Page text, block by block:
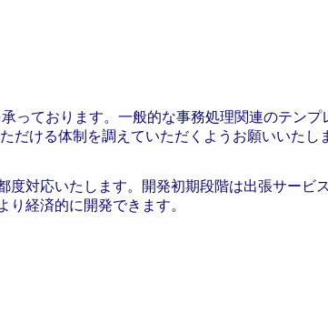
っております。一般的な事務処理関連のテンプ
だける体制を調えていただくようお願いいたし
対応いたします。開発初期段階は出張サービ
経済的に開発できます。